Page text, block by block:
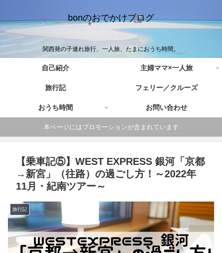
bonのおでかけブログ
関西発の子連れ旅行、一人旅、たまにおうち時間。
自己紹介 主婦ママ×一人旅
旅行記 フェリー／クルーズ
おうち時間 お問い合わせ
本ページにはプロモーションが含まれています
【乗車記⑤】WEST EXPRESS 銀河「京都
→新宮」（往路）の過ごし方！～2022年
11月・紀南ツアー～
旅行記